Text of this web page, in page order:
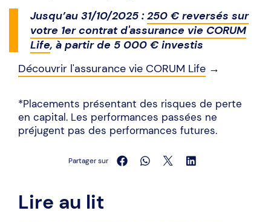
Jusqu’au 31/10/2025 :250 € reversés sur
votre 1er contrat d'assurance vie CORUM
Life, à partir de 5 000 € investis
Découvrir l'assurance vie CORUM Life →
*Placements présentant des risques de perte
en capital. Les performances passées ne
préjugent pas des performances futures.
Partager sur
Lire au lit